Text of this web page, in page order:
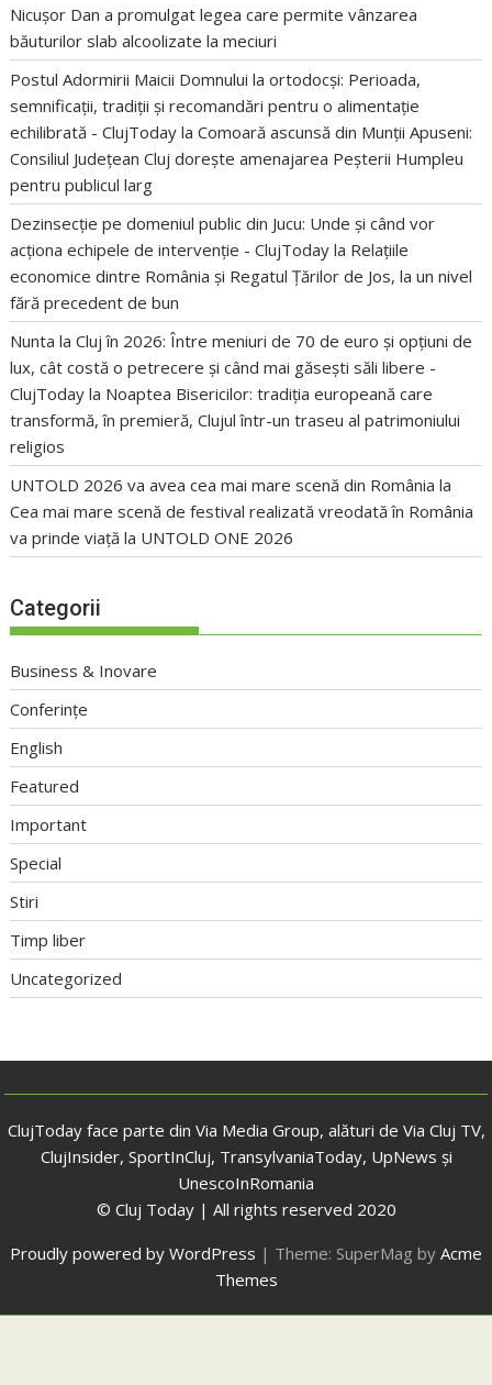
Nicușor Dan a promulgat legea care permite vânzarea
băuturilor slab alcoolizate la meciuri
Postul Adormirii Maicii Domnului la ortodocși: Perioada,
semnificații, tradiții și recomandări pentru o alimentație
echilibrată - ClujToday laComoară ascunsă din Munții Apuseni:
Consiliul Județean Cluj dorește amenajarea Peșterii Humpleu
pentru publicul larg
Dezinsecție pe domeniul public din Jucu: Unde și când vor
acționa echipele de intervenție - ClujToday la Relațiile
economice dintre România și Regatul Țărilor de Jos, la un nivel
fără precedent de bun
Nunta la Cluj în 2026: Între meniuri de 70 de euro și opțiuni de
lux, cât costă o petrecere și când mai găsești săli libere -
ClujToday la Noaptea Bisericilor: tradiția europeană care
transformă, în premieră, Clujul într-un traseu al patrimoniului
religios
UNTOLD 2026 va avea cea mai mare scenă din România la
Cea mai mare scenă de festival realizată vreodată în România
va prinde viață la UNTOLD ONE 2026
Categorii
Business & Inovare
Conferințe
English
Featured
Important
Special
Stiri
Timp liber
Uncategorized
ClujToday face parte din Via Media Group, alături de Via Cluj TV,
ClujInsider, SportInCluj, TransylvaniaToday, UpNews și
UnescoInRomania
© Cluj Today | All rights reserved 2020
Proudly powered by WordPress | Theme: SuperMag by Acme
Themes